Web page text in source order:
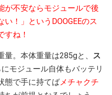
が不安ならモジュールで後
！」というDOOGEEのス
すね！
。本体重量は285gと、 ス
にモジュール自体もバッテリ
態で手に持てばメチャクチ